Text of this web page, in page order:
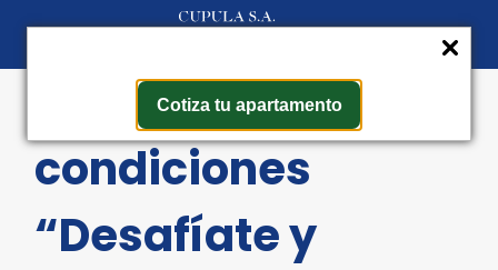
Cotiza tu apartamento
Términos y
condiciones
“Desafíate y